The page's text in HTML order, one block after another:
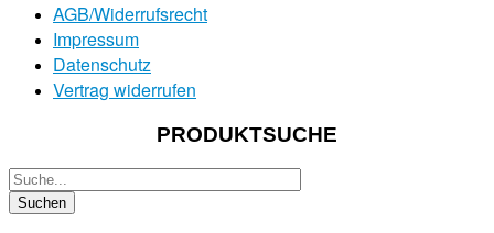
AGB/Widerrufsrecht
Impressum
Datenschutz
Vertrag widerrufen
PRODUKTSUCHE